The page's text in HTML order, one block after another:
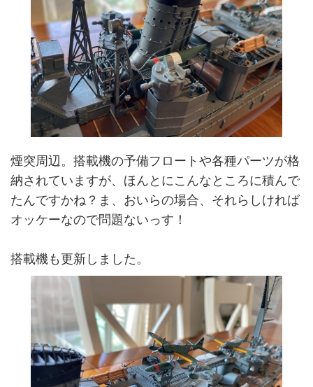
煙突周辺。搭載機の予備フロートや各種パーツが格
納されていますが、ほんとにこんなところに積んで
たんですかね？ま、おいらの場合、それらしければ
オッケーなので問題ないっす！
搭載機も更新しました。